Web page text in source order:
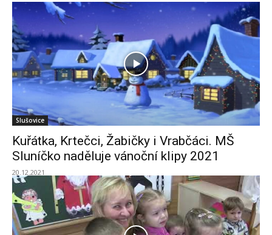
Slušovice
Kuřátka, Krtečci, Žabičky i Vrabčáci. MŠ
Sluníčko naděluje vánoční klipy 2021
20.12.2021